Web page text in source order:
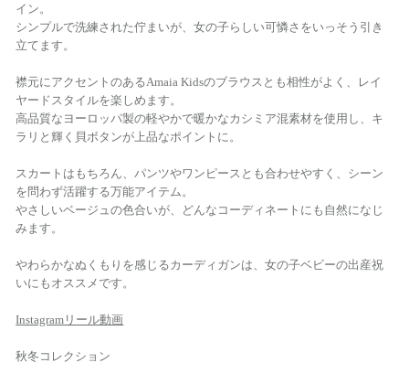
イン。
シンプルで洗練された佇まいが、女の子らしい可憐さをいっそう引き
立てます。
襟元にアクセントのあるAmaia Kidsのブラウスとも相性がよく、レイ
ヤードスタイルを楽しめます。
高品質なヨーロッパ製の軽やかで暖かなカシミア混素材を使用し、キ
ラリと輝く貝ボタンが上品なポイントに。
スカートはもちろん、パンツやワンピースとも合わせやすく、シーン
を問わず活躍する万能アイテム。
やさしいベージュの色合いが、どんなコーディネートにも自然になじ
みます。
やわらかなぬくもりを感じるカーディガンは、女の子ベビーの出産祝
いにもオススメです。
Instagramリール動画
秋冬コレクション